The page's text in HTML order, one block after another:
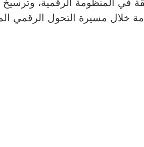
في المنظومة الرقمية،
خلال مسيرة التحول الرقمي